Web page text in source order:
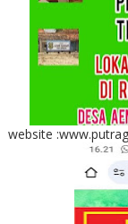
website